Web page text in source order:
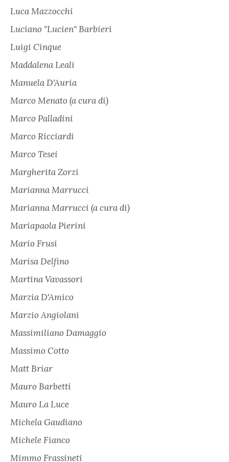
Luca Mazzocchi
Luciano "Lucien" Barbieri
Luigi Cinque
Maddalena Leali
Manuela D'Auria
Marco Menato (a cura di)
Marco Palladini
Marco Ricciardi
Marco Tesei
Margherita Zorzi
Marianna Marrucci
Marianna Marrucci (a cura di)
Mariapaola Pierini
Mario Frusi
Marisa Delfino
Martina Vavassori
Marzia D'Amico
Marzio Angiolani
Massimiliano Damaggio
Massimo Cotto
Matt Briar
Mauro Barbetti
Mauro La Luce
Michela Gaudiano
Michele Fianco
Mimmo Frassineti